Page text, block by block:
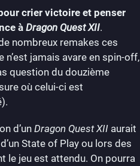
crier victoire et penser
à Dragon Quest XII.
nombreux remakes ces
n’est jamais avare en spin-off,
question du douzième
où celui-ci est
d’un Dragon Quest XII aurait
State of Play ou lors des
le jeu est attendu. On pourra